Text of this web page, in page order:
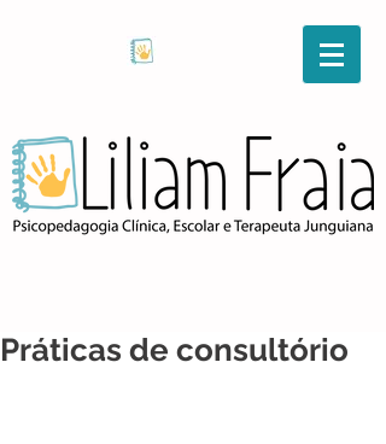
Práticas de consultório